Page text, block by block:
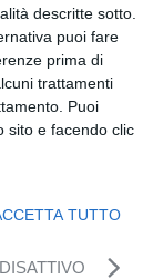
descritte sotto.
puoi fare
prima di
trattamenti
Puoi
sito e facendo clic
TUTTO
DISATTIVO